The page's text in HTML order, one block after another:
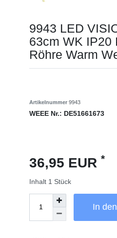
9943 LED
63cm WK IP20
Röhre Warm
Artikelnummer 9943
WEEE Nr.: DE51661673
36,95 EUR *
Inhalt 1 Stück
In